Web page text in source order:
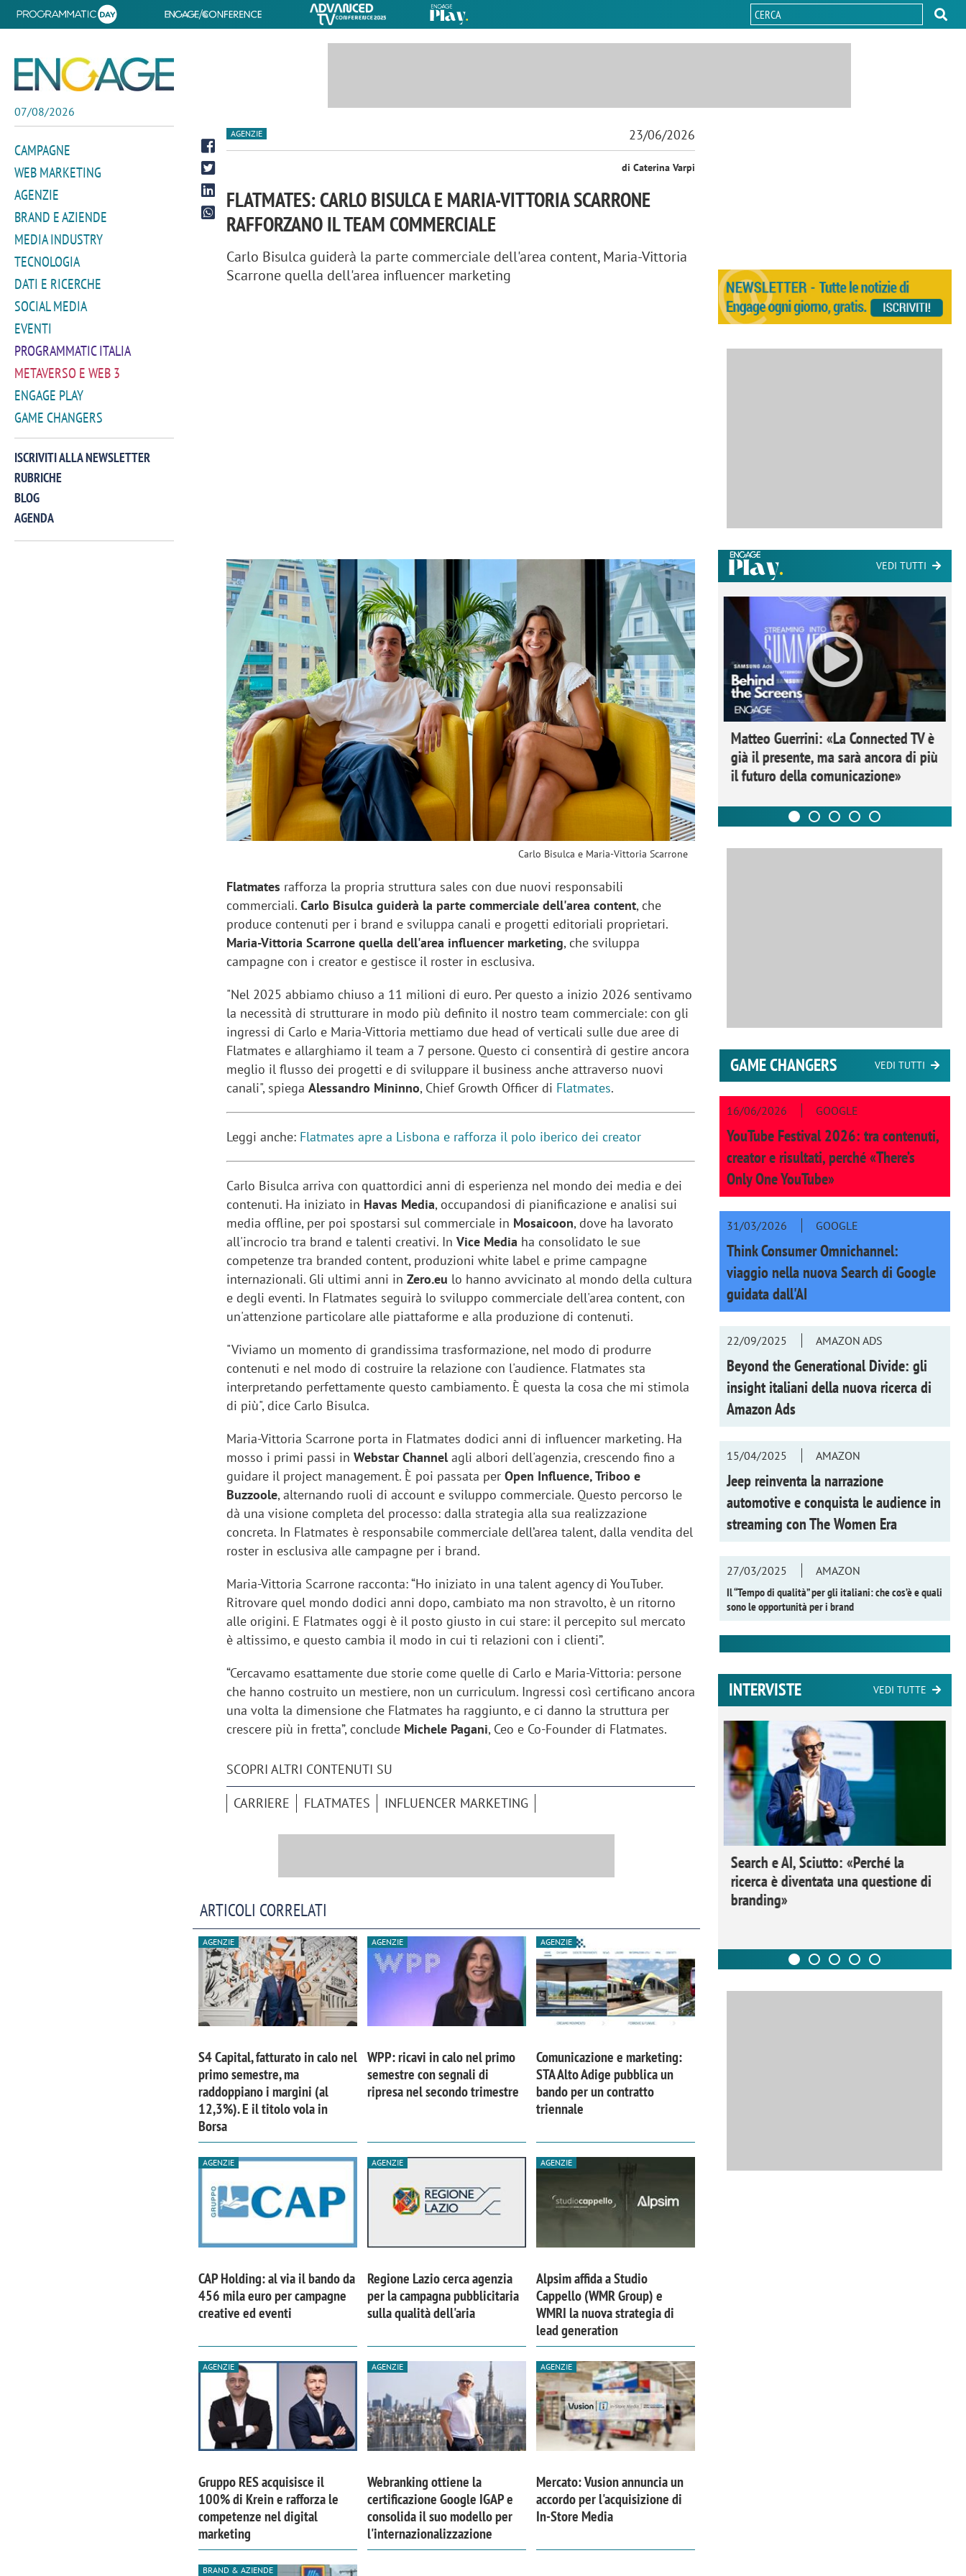
07/08/2026
CAMPAGNE
WEB MARKETING
AGENZIE
BRAND E AZIENDE
MEDIA INDUSTRY
TECNOLOGIA
DATI E RICERCHE
SOCIAL MEDIA
EVENTI
PROGRAMMATIC ITALIA
METAVERSO E WEB 3
ENGAGE PLAY
GAME CHANGERS
ISCRIVITI ALLA NEWSLETTER
RUBRICHE
BLOG
AGENDA
AGENZIE 23/06/2026
di Caterina Varpi
FLATMATES: CARLO BISULCA E MARIA-VITTORIA SCARRONE
RAFFORZANO IL TEAM COMMERCIALE
Carlo Bisulca guiderà la parte commerciale dell'area content, Maria-Vittoria
Scarrone quella dell'area influencer marketing
Carlo Bisulca e Maria-Vittoria Scarrone
Flatmates rafforza la propria struttura sales con due nuovi responsabili
commerciali.Carlo Bisulca guiderà la parte commerciale dell'area content, che
produce contenuti per i brand e sviluppa canali e progetti editoriali proprietari.
Maria-Vittoria Scarrone quella dell'area influencer marketing, che sviluppa
campagne con i creator e gestisce il roster in esclusiva.
"Nel 2025 abbiamo chiuso a 11 milioni di euro. Per questo a inizio 2026 sentivamo
la necessità di strutturare in modo più definito il nostro team commerciale: con gli
ingressi di Carlo e Maria-Vittoria mettiamo due head of verticali sulle due aree di
Flatmates e allarghiamo il team a 7 persone. Questo ci consentirà di gestire ancora
meglio il flusso dei progetti e di sviluppare il business anche attraverso nuovi
canali", spiegaAlessandro Mininno, Chief Growth Officer di Flatmates.
Leggi anche: Flatmates apre a Lisbona e rafforza il polo iberico dei creator
Carlo Bisulca arriva con quattordici anni di esperienza nel mondo dei media e dei
contenuti. Ha iniziato in Havas Media, occupandosi di pianificazione e analisi sui
media offline, per poi spostarsi sul commerciale in Mosaicoon, dove ha lavorato
all'incrocio tra brand e talenti creativi. InVice Media ha consolidato le sue
competenze tra branded content, produzioni white label e prime campagne
internazionali. Gli ultimi anni inZero.eu lo hanno avvicinato al mondo della cultura
e degli eventi. In Flatmates seguirà lo sviluppo commerciale dell'area content, con
un'attenzione particolare alle piattaforme e alla produzione di contenuti.
"Viviamo un momento di grandissima trasformazione, nel modo di produrre
contenuti e nel modo di costruire la relazione con l'audience. Flatmates sta
interpretando perfettamente questo cambiamento. È questa la cosa che mi stimola
di più", dice Carlo Bisulca.
Maria-Vittoria Scarrone porta in Flatmates dodici anni di influencer marketing. Ha
mosso i primi passi inWebstar Channelagli albori dell'agenzia, crescendo fino a
guidare il project management. È poi passata perOpen Influence, Triboo e
Buzzoole, alternando ruoli di account e sviluppo commerciale. Questo percorso le
dà una visione completa del processo: dalla strategia alla sua realizzazione
concreta. In Flatmates è responsabile commerciale dell’area talent, dalla vendita del
roster in esclusiva alle campagne per i brand.
Maria-Vittoria Scarrone racconta: “Ho iniziato in una talent agency di YouTuber.
Ritrovare quel mondo dodici anni dopo, cambiato ma non stravolto, è un ritorno
alle origini. E Flatmates oggi è il posto giusto in cui stare: il percepito sul mercato
è altissimo, e questo cambia il modo in cui ti relazioni con i clienti”.
“Cercavamo esattamente due storie come quelle di Carlo e Maria-Vittoria: persone
che hanno costruito un mestiere, non un curriculum. Ingressi così certificano ancora
una volta la dimensione che Flatmates ha raggiunto, e ci danno la struttura per
crescere più in fretta”, conclude Michele Pagani, Ceo e Co-Founder di Flatmates.
SCOPRI ALTRI CONTENUTI SU
CARRIERE FLATMATES INFLUENCER MARKETING
ARTICOLI CORRELATI
AGENZIE
S4 Capital, fatturato in calo nel
primo semestre, ma
raddoppiano i margini (al
12,3%). E il titolo vola in
Borsa
AGENZIE
WPP: ricavi in calo nel primo
semestre con segnali di
ripresa nel secondo trimestre
AGENZIE
Comunicazione e marketing:
STA Alto Adige pubblica un
bando per un contratto
triennale
AGENZIE
CAP Holding: al via il bando da
456 mila euro per campagne
creative ed eventi
AGENZIE
Regione Lazio cerca agenzia
per la campagna pubblicitaria
sulla qualità dell'aria
AGENZIE
Alpsim affida a Studio
Cappello (WMR Group) e
WMRI la nuova strategia di
lead generation
AGENZIE
Gruppo RES acquisisce il
100% di Krein e rafforza le
competenze nel digital
marketing
AGENZIE
Webranking ottiene la
certificazione Google IGAP e
consolida il suo modello per
l'internazionalizzazione
AGENZIE
Mercato: Vusion annuncia un
accordo per l'acquisizione di
In-Store Media
BRAND & AZIENDE
VEDI TUTTI
Manassero, Samsung Ads: «Con Total
Perez, Samsung Ads: «L'Italia è un
mercato strategico e continuerà a
crescere»
Networking agli eventi: come la
startup Kicè punta a eliminare lo
"spreco di relazioni"
Matteo Guerrini: «La Connected TV è
già il presente, ma sarà ancora di più
il futuro della comunicazione»
GAME CHANGERS VEDI TUTTI
16/06/2026 GOOGLE
YouTube Festival 2026: tra contenuti,
creator e risultati, perché «There’s
Only One YouTube»
31/03/2026 GOOGLE
Think Consumer Omnichannel:
viaggio nella nuova Search di Google
guidata dall'AI
22/09/2025 AMAZON ADS
Beyond the Generational Divide: gli
insight italiani della nuova ricerca di
Amazon Ads
15/04/2025 AMAZON
Jeep reinventa la narrazione
automotive e conquista le audience in
streaming conThe Women Era
27/03/2025
AMAZON
Il “Tempo di qualità” per gli italiani: che cos’è e quali
sono le opportunità per i brand
INTERVISTE VEDI TUTTE
«La creatività resta centrale, l’AI deve
amplificare il talento»
Doxa: «Non basta più descrivere i
Search e AI, Sciutto: «Perché la
ricerca è diventata una questione di
branding»